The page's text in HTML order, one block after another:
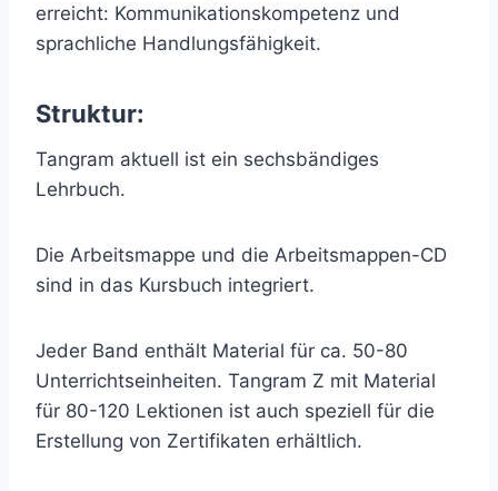
erreicht: Kommunikationskompetenz und
sprachliche Handlungsfähigkeit.
Struktur:
Tangram aktuell ist ein sechsbändiges
Lehrbuch.
Die Arbeitsmappe und die Arbeitsmappen-CD
sind in das Kursbuch integriert.
Jeder Band enthält Material für ca. 50-80
Unterrichtseinheiten. Tangram Z mit Material
für 80-120 Lektionen ist auch speziell für die
Erstellung von Zertifikaten erhältlich.